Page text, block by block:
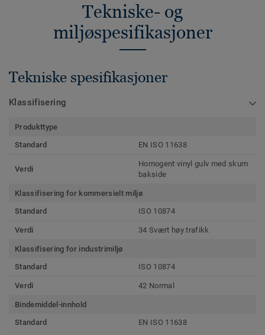
Tekniske- og
miljøspesifikasjoner
Tekniske spesifikasjoner
Klassifisering
Produkttype
Standard
EN ISO 11638
Verdi
Homogent vinyl gulv med skum
bakside
Klassifisering for kommersielt miljø
Standard
ISO 10874
Verdi 34 Svært høy trafikk
Klassifisering for industrimiljø
Standard
ISO 10874
Verdi 42 Normal
Bindemiddel-innhold
Standard
EN ISO 11638